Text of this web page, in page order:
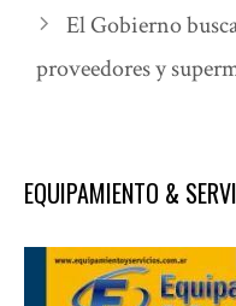
El Gobierno
proveedores y
EQUIPAMIENTO &